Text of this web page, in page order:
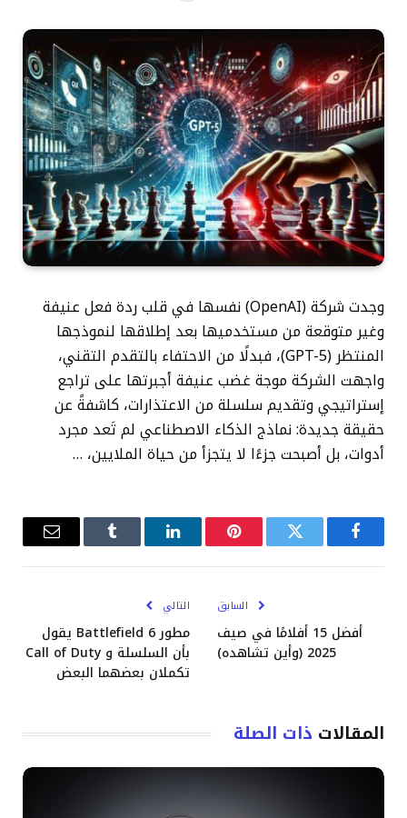
وجدت شركة (OpenAI) نفسها في قلب ردة فعل عنيفة
وغير متوقعة من مستخدميها بعد إطلاقها لنموذجها
المنتظر (GPT-5)، فبدلًا من الاحتفاء بالتقدم التقني،
واجهت الشركة موجة غضب عنيفة أجبرتها على تراجع
إستراتيجي وتقديم سلسلة من الاعتذارات، كاشفةً عن
حقيقة جديدة: نماذج الذكاء الاصطناعي لم تَعد مجرد
أدوات، بل أصبحت جزءًا لا يتجزأ من حياة الملايين، …
فيسبوكتويتر بينتيريستلينكدإن Tumblrالبريد
السابق
أفضل 15 أفلامًا في صيف
2025 (وأين تشاهده)
التالي
مطور Battlefield 6 يقول
بأن السلسلة و Call of Duty
تكملان بعضهما البعض
المقالات ذات الصلة